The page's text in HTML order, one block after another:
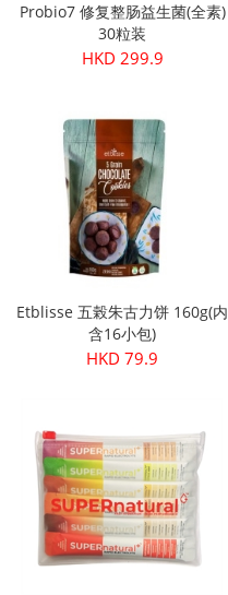
Probio7 修复整肠益生菌(全素)
30粒装
HKD 299.9
Etblisse 五榖朱古力饼 160g(内
含16小包)
HKD 79.9